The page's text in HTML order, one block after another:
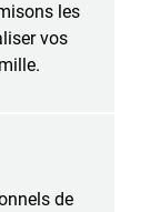
les
vos
de